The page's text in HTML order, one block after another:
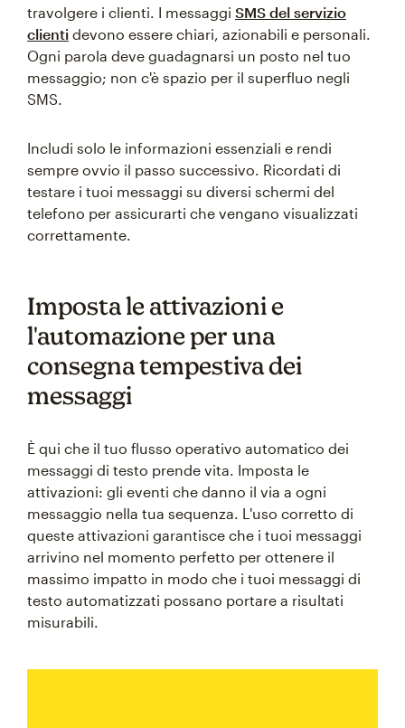
travolgere i clienti. I messaggi SMS del servizio
clienti devono essere chiari, azionabili e personali.
Ogni parola deve guadagnarsi un posto nel tuo
messaggio; non c'è spazio per il superfluo negli
SMS.
Includi solo le informazioni essenziali e rendi
sempre ovvio il passo successivo. Ricordati di
testare i tuoi messaggi su diversi schermi del
telefono per assicurarti che vengano visualizzati
correttamente.
Imposta le attivazioni e
l'automazione per una
consegna tempestiva dei
messaggi
È qui che il tuo flusso operativo automatico dei
messaggi di testo prende vita. Imposta le
attivazioni: gli eventi che danno il via a ogni
messaggio nella tua sequenza. L'uso corretto di
queste attivazioni garantisce che i tuoi messaggi
arrivino nel momento perfetto per ottenere il
massimo impatto in modo che i tuoi messaggi di
testo automatizzati possano portare a risultati
misurabili.